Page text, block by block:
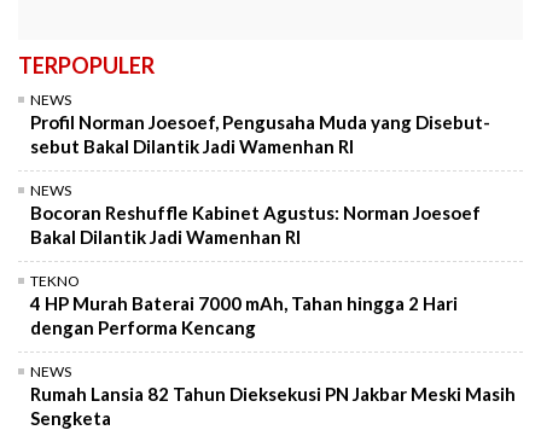
TERPOPULER
NEWS
Profil Norman Joesoef, Pengusaha Muda yang Disebut-
sebut Bakal Dilantik Jadi Wamenhan RI
NEWS
Bocoran Reshuffle Kabinet Agustus: Norman Joesoef
Bakal Dilantik Jadi Wamenhan RI
TEKNO
4 HP Murah Baterai 7000 mAh, Tahan hingga 2 Hari
dengan Performa Kencang
NEWS
Rumah Lansia 82 Tahun Dieksekusi PN Jakbar Meski Masih
Sengketa